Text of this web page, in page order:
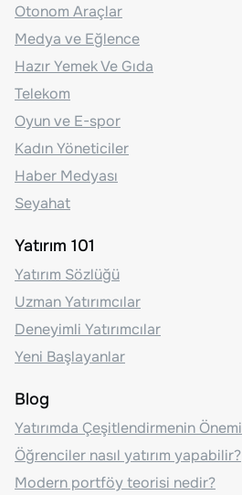
Otonom Araçlar
Medya ve Eğlence
Hazır Yemek Ve Gıda
Telekom
Oyun ve E-spor
Kadın Yöneticiler
Haber Medyası
Seyahat
Yatırım 101
Yatırım Sözlüğü
Uzman Yatırımcılar
Deneyimli Yatırımcılar
Yeni Başlayanlar
Blog
Yatırımda Çeşitlendirmenin Önemi
Öğrenciler nasıl yatırım yapabilir?
Modern portföy teorisi nedir?